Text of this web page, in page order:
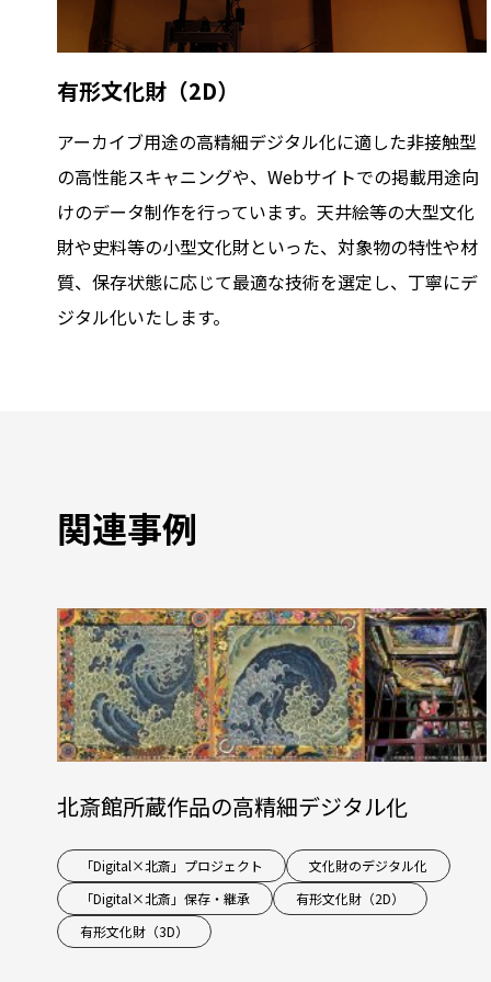
有形文化財（2D）
アーカイブ用途の高精細デジタル化に適した非接触型
の高性能スキャニングや、Webサイトでの掲載用途向
けのデータ制作を行っています。天井絵等の大型文化
財や史料等の小型文化財といった、対象物の特性や材
質、保存状態に応じて最適な技術を選定し、丁寧にデ
ジタル化いたします。
関連事例
北斎館所蔵作品の高精細デジタル化
「Digital×北斎」プロジェクト
文化財のデジタル化
「Digital×北斎」保存・継承
有形文化財（2D）
有形文化財（3D）